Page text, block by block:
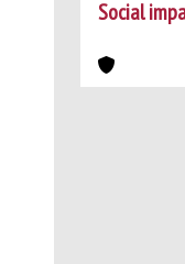
Social